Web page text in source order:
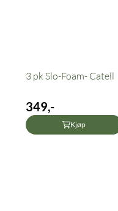
3 pk Slo-Foam- Catell
349,-
Kjøp